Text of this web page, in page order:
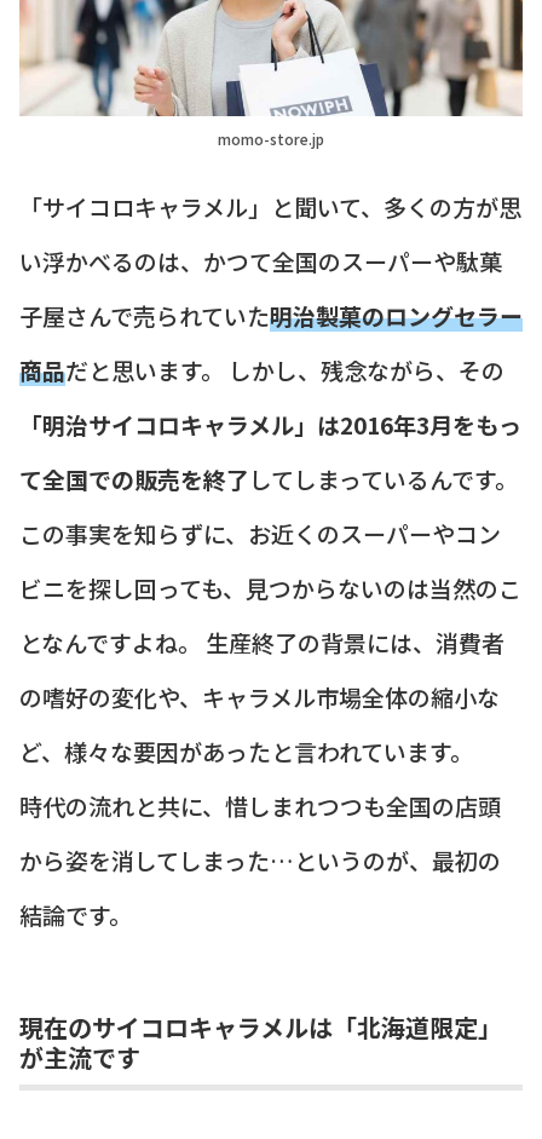
momo-store.jp
「サイコロキャラメル」と聞いて、多くの方が思
い浮かべるのは、かつて全国のスーパーや駄菓
子屋さんで売られていた明治製菓のロングセラー
商品だと思います。 しかし、残念ながら、その
「明治サイコロキャラメル」は2016年3月をもっ
て全国での販売を終了 してしまっているんです。
この事実を知らずに、お近くのスーパーやコン
ビニを探し回っても、見つからないのは当然のこ
となんですよね。 生産終了の背景には、消費者
の嗜好の変化や、キャラメル市場全体の縮小な
ど、様々な要因があったと言われています。
時代の流れと共に、惜しまれつつも全国の店頭
から姿を消してしまった…というのが、最初の
結論です。
現在のサイコロキャラメルは「北海道限定」
が主流です